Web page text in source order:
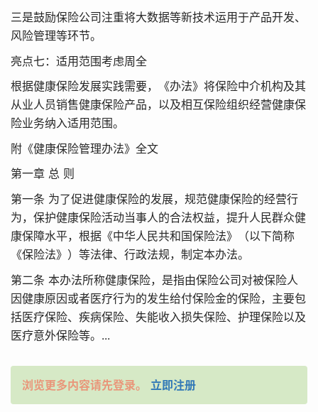
三是鼓励保险公司注重将大数据等新技术运用于产品开发、
风险管理等环节。
亮点七：适用范围考虑周全
根据健康保险发展实践需要，《办法》将保险中介机构及其
从业人员销售健康保险产品，以及相互保险组织经营健康保
险业务纳入适用范围。
附《健康保险管理办法》全文
第一章 总 则
第一条 为了促进健康保险的发展，规范健康保险的经营行
为，保护健康保险活动当事人的合法权益，提升人民群众健
康保障水平，根据《中华人民共和国保险法》（以下简称
《保险法》）等法律、行政法规，制定本办法。
第二条 本办法所称健康保险，是指由保险公司对被保险人
因健康原因或者医疗行为的发生给付保险金的保险，主要包
括医疗保险、疾病保险、失能收入损失保险、护理保险以及
医疗意外保险等。...
浏览更多内容请先登录。 立即注册